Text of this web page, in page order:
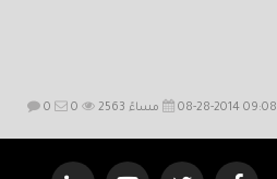
08-28-2014 09:08 مساءً 0 0 2563